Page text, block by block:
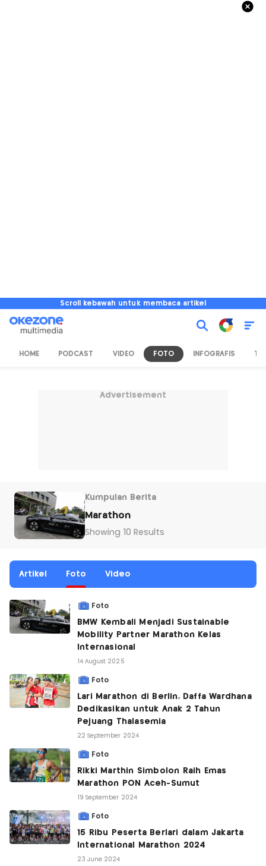
Scroll kebawah untuk membaca artikel
HOME PODCAST VIDEO FOTO INFOGRAFIS TV
Advertisement
Kumpulan Berita
Marathon
Showing 10 Results
Artikel Foto Video
Foto
BMW Kembali Menjadi Sustainable
Mobility Partner Marathon Kelas
Internasional
14 August 2025
Foto
Lari Marathon di Berlin, Daffa Wardhana
Dedikasikan untuk Anak 2 Tahun
Pejuang Thalasemia
22 September 2024
Foto
Rikki Marthin Simbolon Raih Emas
Marathon PON Aceh-Sumut
19 September 2024
Foto
15 Ribu Peserta Berlari dalam Jakarta
International Marathon 2024
23 June 2024